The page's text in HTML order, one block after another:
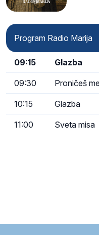
Program Radio Marija
09:15 Glazba
09:30 Proničeš
10:15 Glazba
11:00 Sveta misa